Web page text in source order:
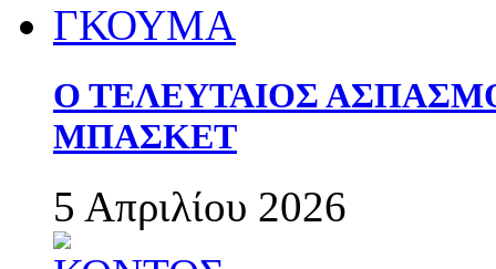
Ο ΤΕΛΕΥΤΑΙΟΣ
ΜΠΑΣΚΕΤ
5 Απριλίου 2026